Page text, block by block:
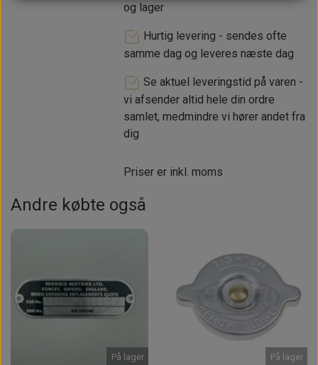
og lager
Hurtig levering - sendes ofte
samme dag og leveres næste dag
Se aktuel leveringstid på varen -
vi afsender altid hele din ordre
samlet, medmindre vi hører andet fra
dig
Priser er inkl. moms
Andre købte også
På lager På lager